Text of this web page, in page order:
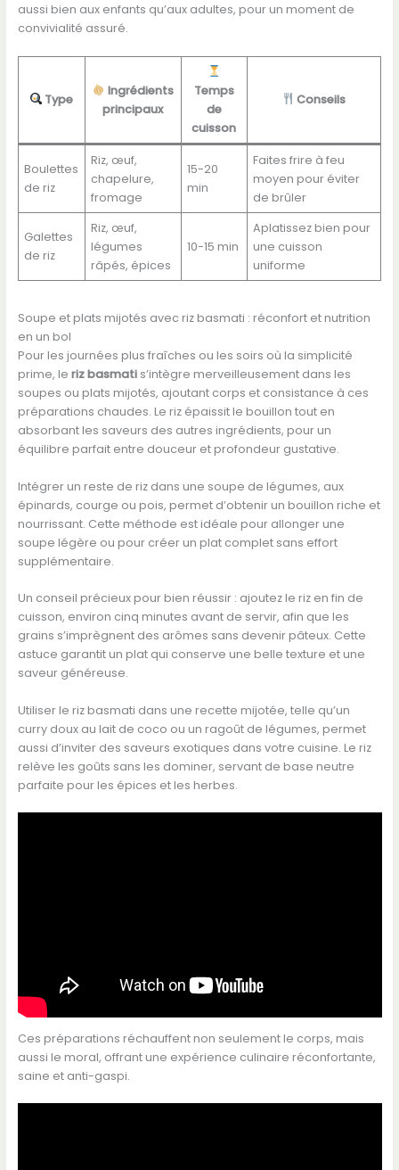
aussi bien aux enfants qu’aux adultes, pour un moment de
convivialité assuré.
Type
Ingrédients
principaux
Temps
de
cuisson
Conseils
Boulettes
de riz
Riz, œuf,
chapelure,
fromage
15-20
min
Faites frire à feu
moyen pour éviter
de brûler
Galettes
de riz
Riz, œuf,
légumes
râpés, épices
10-15 min
Aplatissez bien pour
une cuisson
uniforme
Soupe et plats mijotés avec riz basmati : réconfort et nutrition
en un bol
Pour les journées plus fraîches ou les soirs où la simplicité
prime, le riz basmatis’intègre merveilleusement dans les
soupes ou plats mijotés, ajoutant corps et consistance à ces
préparations chaudes. Le riz épaissit le bouillon tout en
absorbant les saveurs des autres ingrédients, pour un
équilibre parfait entre douceur et profondeur gustative.
Intégrer un reste de riz dans une soupe de légumes, aux
épinards, courge ou pois, permet d’obtenir un bouillon riche et
nourrissant. Cette méthode est idéale pour allonger une
soupe légère ou pour créer un plat complet sans effort
supplémentaire.
Un conseil précieux pour bien réussir : ajoutez le riz en fin de
cuisson, environ cinq minutes avant de servir, afin que les
grains s’imprègnent des arômes sans devenir pâteux. Cette
astuce garantit un plat qui conserve une belle texture et une
saveur généreuse.
Utiliser le riz basmati dans une recette mijotée, telle qu’un
curry doux au lait de coco ou un ragoût de légumes, permet
aussi d’inviter des saveurs exotiques dans votre cuisine. Le riz
relève les goûts sans les dominer, servant de base neutre
parfaite pour les épices et les herbes.
Ces préparations réchauffent non seulement le corps, mais
aussi le moral, offrant une expérience culinaire réconfortante,
saine et anti-gaspi.